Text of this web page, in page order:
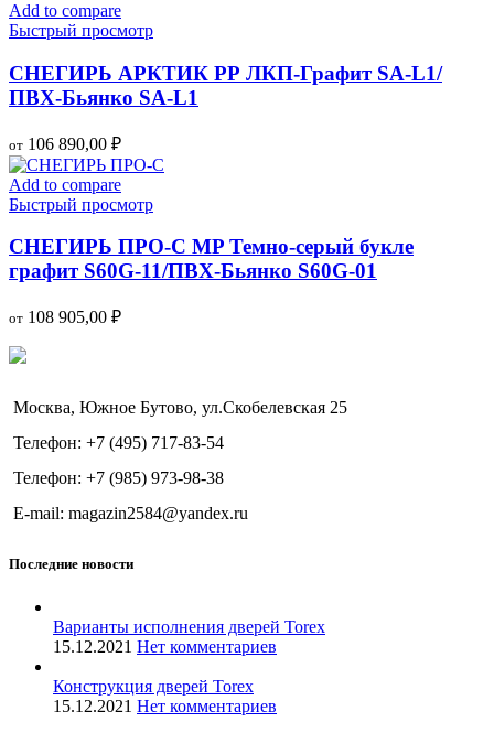
Add to compare
Быстрый просмотр
СНЕГИРЬ АРКТИК РР ЛКП-Графит SA-L1/
ПВХ-Бьянко SA-L1
от 106 890,00 ₽
Add to compare
Быстрый просмотр
СНЕГИРЬ ПРО-С MP Темно-серый букле
графит S60G-11/ПВХ-Бьянко S60G-01
от 108 905,00 ₽
Москва, Южное Бутово, ул.Скобелевская 25
Телефон: +7 (495) 717-83-54
Телефон: +7 (985) 973-98-38
E-mail: magazin2584@yandex.ru
Последние новости
Варианты исполнения дверей Torex
15.12.2021 Нет комментариев
Конструкция дверей Torex
15.12.2021 Нет комментариев